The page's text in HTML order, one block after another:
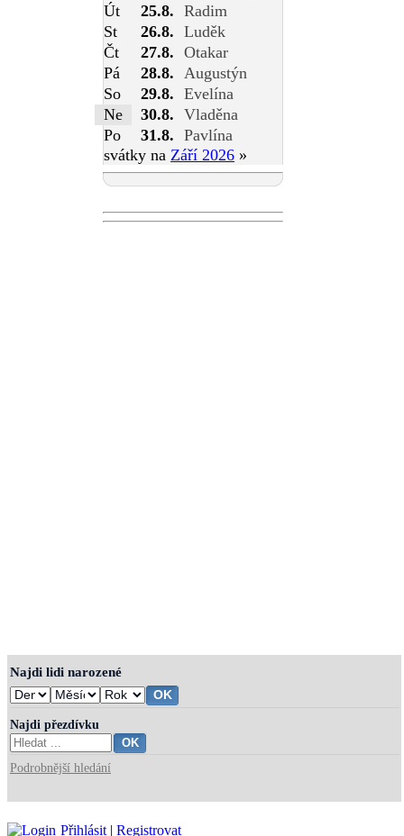
Út
25.8. Radim
St
26.8. Luděk
Čt
27.8. Otakar
Pá
28.8.
Augustýn
So
29.8. Evelína
Ne
30.8. Vladěna
Po
31.8. Pavlína
svátky na Září 2026 »
Najdi lidi narozené
Najdi přezdívku
Podrobnější hledání
Přihlásit | Registrovat